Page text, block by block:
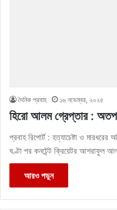
দৈনিক প্রবাহ ১৬ নভেম্বর, ২০২৫
হিরো আলম গ্রেপ্তার :
প্রবাহ রিপোর্ট : হত্যাচেষ্টা ও মারধরের
ঘণ্টা পর কনটেন্ট ক্রিয়েটর আশরাফুল
আরও পড়ুন